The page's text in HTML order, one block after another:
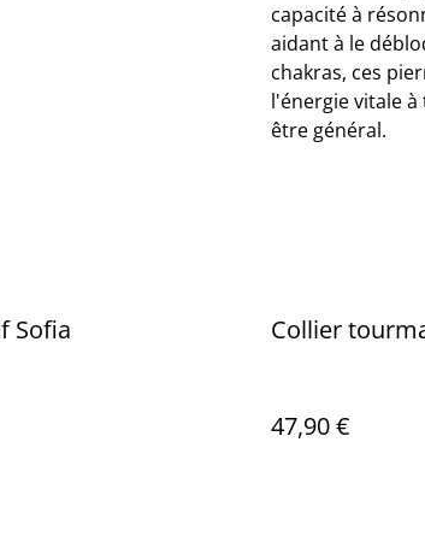
capacité à
aidant à le
chakras, ces
l'énergie vitale
être général.
Sofia Collier
47,90 €